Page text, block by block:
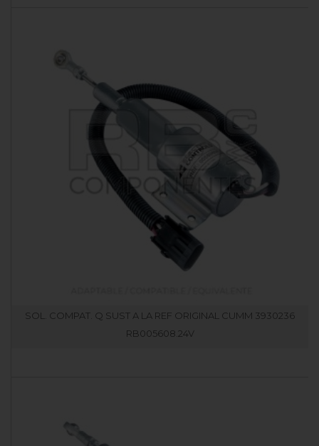
SOL. COMPAT. Q SUST A LA REF ORIGINAL CUMM 3930236
RB005608.24V